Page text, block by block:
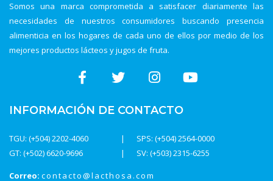
Somos una marca comprometida a satisfacer diariamente las
necesidades de nuestros consumidores buscando presencia
alimenticia en los hogares de cada uno de ellos por medio de los
mejores productos lácteos y jugos de fruta.
INFORMACIÓN DE CONTACTO
TGU: (+504) 2202-4060
SPS: (+504) 2564-0000
SV: (+503) 2315-6255
GT: (+502) 6620-9696
Correo: contacto@lacthosa.com